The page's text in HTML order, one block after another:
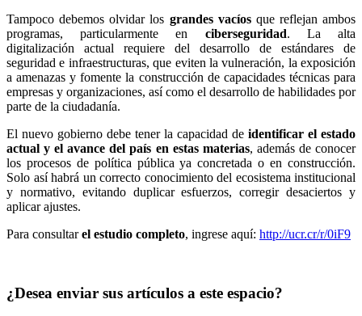
Tampoco debemos olvidar los grandes vacíosque reflejan ambos
programas, particularmente en ciberseguridad. La alta
digitalización actual requiere del desarrollo de estándares de
seguridad e infraestructuras, que eviten la vulneración, la exposición
a amenazas y fomente la construcción de capacidades técnicas para
empresas y organizaciones, así como el desarrollo de habilidades por
parte de la ciudadanía.
El nuevo gobierno debe tener la capacidad de identificar el estado
actual y el avance del país en estas materias, además de conocer
los procesos de política pública ya concretada o en construcción.
Solo así habrá un correcto conocimiento del ecosistema institucional
y normativo, evitando duplicar esfuerzos, corregir desaciertos y
aplicar ajustes.
Para consultarel estudio completo, ingrese aquí: http://ucr.cr/r/0iF9
¿Desea enviar sus artículos a este espacio?